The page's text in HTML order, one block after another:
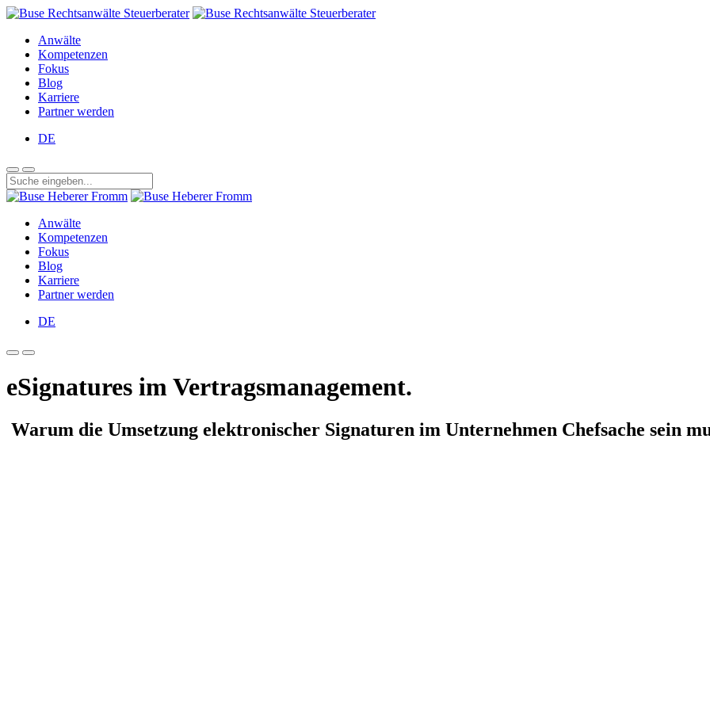
Anwälte
Kompetenzen
Fokus
Blog
Karriere
Partner werden
DE
Anwälte
Kompetenzen
Fokus
Blog
Karriere
Partner werden
DE
eSignatures im Vertragsmanagement.
Warum die Umsetzung elektronischer Signaturen im Unternehmen Chefsache sein